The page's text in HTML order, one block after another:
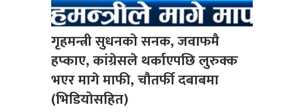
गृहमन्त्री सुधनको सनक, जवाफमै
हप्काए, कांग्रेसले थर्काएपछि लुरुक्क
भएर मागे माफी, चौतर्फी दबाबमा
(भिडियोसहित)